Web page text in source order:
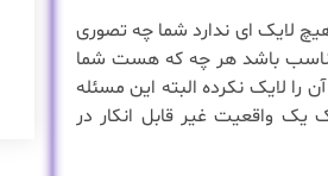
لایک ای ندارد شما چه تصوری
باشد هر چه که هست شما
را لایک نکرده البته این مسئله
یک واقعیت غیر قابل انکار در